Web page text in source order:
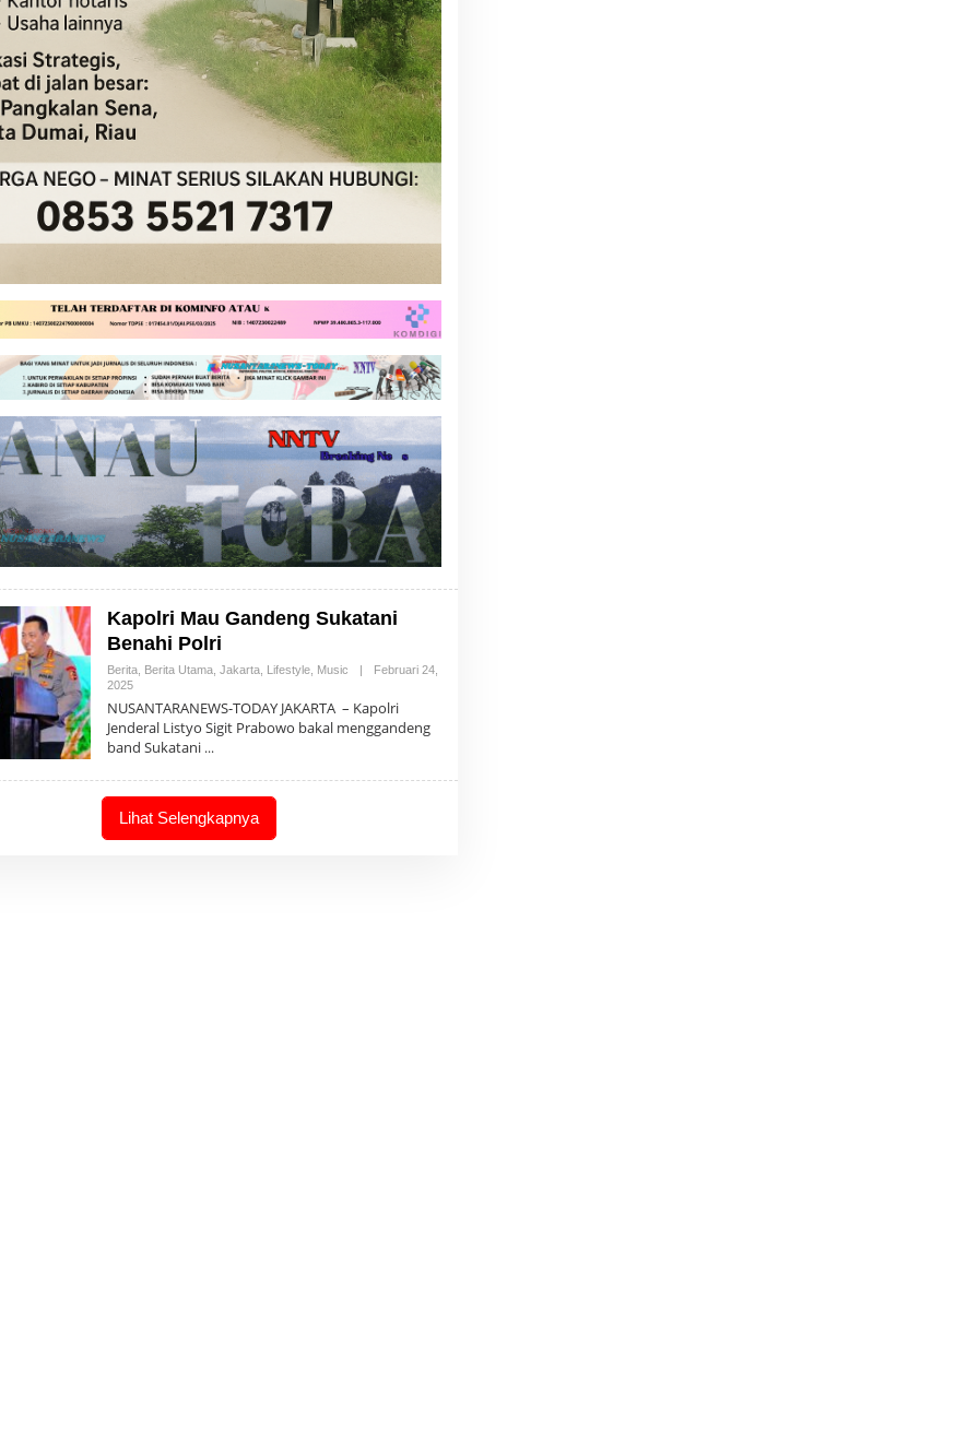
Kapolri Mau Gandeng Sukatani
Benahi Polri
Berita, Berita Utama, Jakarta, Lifestyle, Music
Februari 24,
2025O
E
H
R
S
I
NUSANTARANEWS-TODAY JAKARTA – Kapolri
Jenderal Listyo Sigit Prabowo bakal menggandeng
band Sukatani
Lihat Selengkapnya